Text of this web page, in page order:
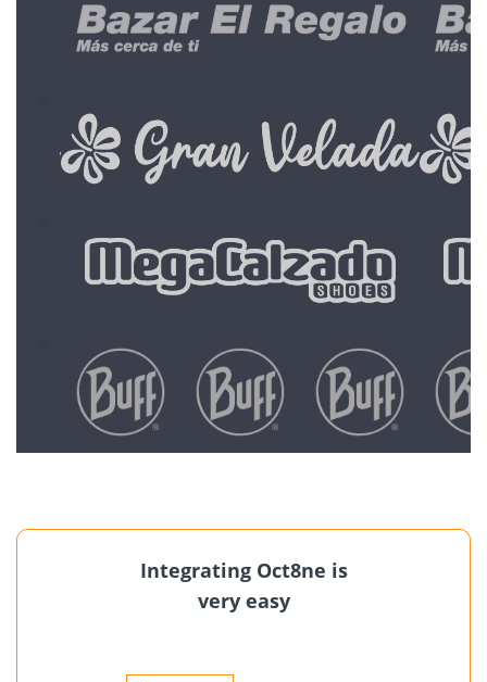
Integrating Oct8ne is
very easy